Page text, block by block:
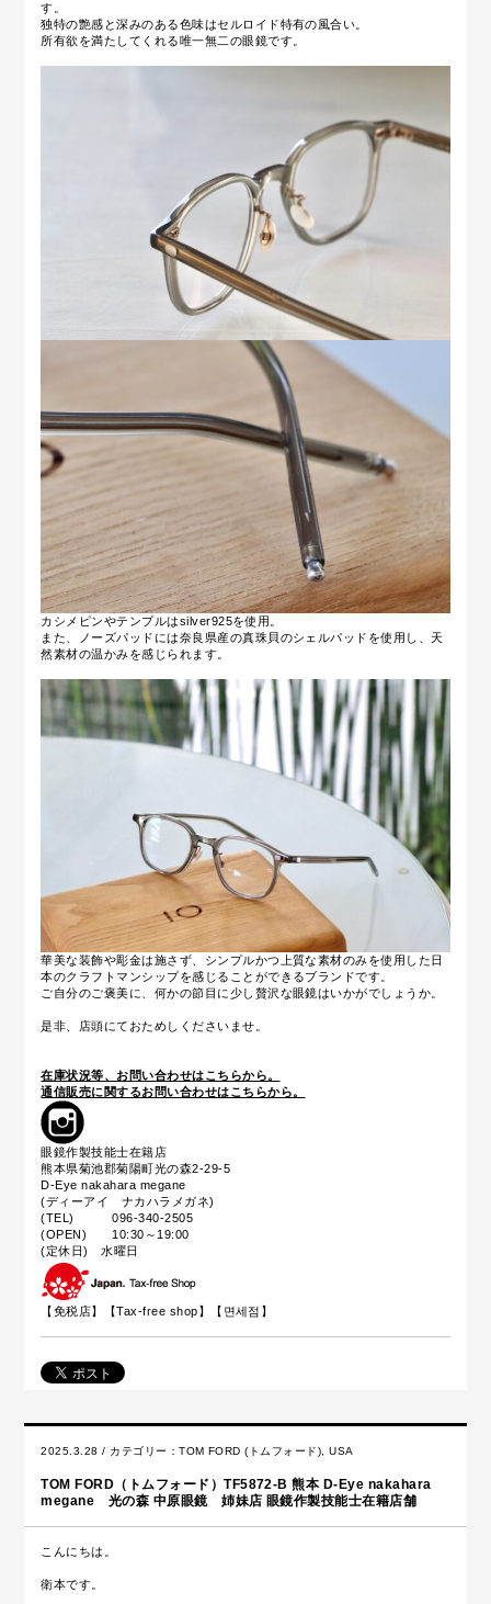
す。
独特の艶感と深みのある色味はセルロイド特有の風合い。
所有欲を満たしてくれる唯一無二の眼鏡です。
カシメピンやテンプルはsilver925を使用。
また、ノーズパッドには奈良県産の真珠貝のシェルパッドを使用し、天
然素材の温かみを感じられます。
華美な装飾や彫金は施さず、シンプルかつ上質な素材のみを使用した日
本のクラフトマンシップを感じることができるブランドです。
ご自分のご褒美に、何かの節目に少し贅沢な眼鏡はいかがでしょうか。
是非、店頭にておためしくださいませ。
在庫状況等、お問い合わせはこちらから。
通信販売に関するお問い合わせはこちらから。
眼鏡作製技能士在籍店
熊本県菊池郡菊陽町光の森2-29-5
D-Eye nakahara megane
(ディーアイ ナカハラメガネ)
(TEL) 096-340-2505
(OPEN) 10:30～19:00
(定休日) 水曜日
【免税店】【Tax-free shop】【면세점】
2025.3.28 / カテゴリー：TOM FORD (トムフォード) ,USA
TOM FORD（トムフォード）TF5872-B 熊本 D-Eye nakahara
megane 光の森 中原眼鏡 姉妹店 眼鏡作製技能士在籍店舗
こんにちは。
衛本です。